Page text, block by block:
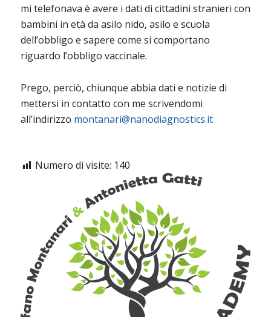
mi telefonava è avere i dati di cittadini stranieri con
bambini in età da asilo nido, asilo e scuola
dell’obbligo e sapere come si comportano
riguardo l’obbligo vaccinale.
Prego, perciò, chiunque abbia dati e notizie di
mettersi in contatto con me scrivendomi
all’indirizzo montanari@nanodiagnostics.it
Numero di visite: 140